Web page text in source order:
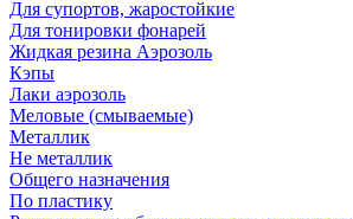
Для супортов, жаростойкие
Для тонировки фонарей
Жидкая резина Аэрозоль
Кэпы
Лаки аэрозоль
Меловые (смываемые)
Металлик
Не металлик
Общего назначения
По пластику